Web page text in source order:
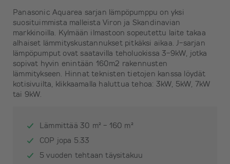
Panasonic Aquarea sarjan lämpöpumppu on yksi
suosituimmista malleista Viron ja Skandinavian
markkinoilla. Kylmään ilmastoon sopeutettu laite takaa
alhaiset lämmityskustannukset pitkäksi aikaa. J-sarjan
lämpöpumput ovat saatavilla teholuokissa 3-9kW, jotka
sopivat hyvin enintään 160m2 rakennusten
lämmitykseen. Hinnat teknisten tietojen kanssa löydät
kotisivuilta, klikkaamalla haluttua tehoa: 3kW, 5kW, 7kW
tai 9kW.
Lämmittää 30 m² - 160 m²
COP jopa 5.33
5 vuoden tehtaan täysitakuu